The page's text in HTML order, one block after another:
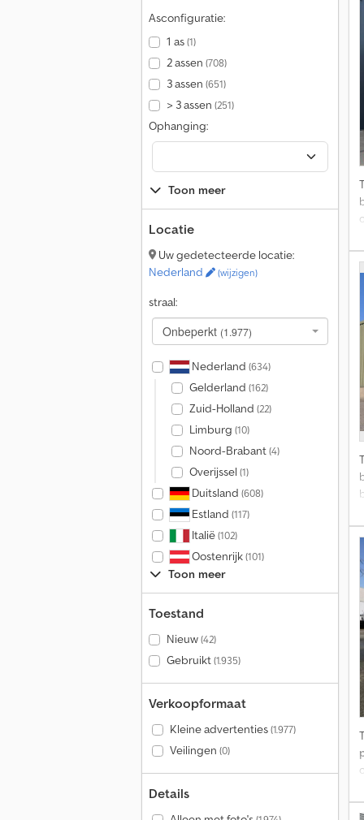
Asconfiguratie:
1 as(1)
2 assen (708)
3 assen (651)
> 3 assen (251)
Ophanging:
Toon meer
Locatie
Uw gedetecteerde locatie:
Nederland
(wijzigen)
straal:
Onbeperkt (1.977)
Nederland (634)
Gelderland (162)
Zuid-Holland (22)
Limburg (10)
Noord-Brabant(4)
Overijssel (1)
Duitsland (608)
Estland (117)
Italië(102)
Oostenrijk(101)
Toon meer
Toestand
Nieuw(42)
Gebruikt(1.935)
Verkoopformaat
Kleine advertenties(1.977)
Veilingen (0)
Details